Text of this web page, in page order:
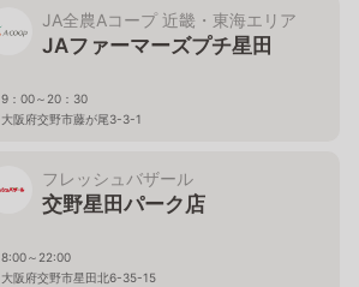
JA全農Aコープ 近畿・東海エリア
JAファーマーズプチ星田
9：00～20：30
大阪府交野市藤が尾3-3-1
フレッシュバザール
交野星田パーク店
8:00～22:00
大阪府交野市星田北6-35-15